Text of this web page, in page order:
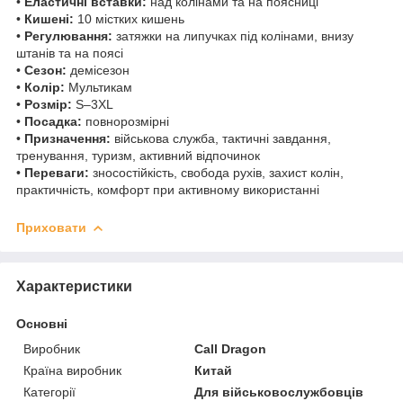
• Кишені: 10 містких кишень
• Регулювання: затяжки на липучках під колінами, внизу
штанів та на поясі
• Сезон: демісезон
• Колір: Мультикам
• Розмір: S–3XL
• Посадка: повнорозмірні
• Призначення: військова служба, тактичні завдання,
тренування, туризм, активний відпочинок
• Переваги: зносостійкість, свобода рухів, захист колін,
практичність, комфорт при активному використанні
Приховати
Характеристики
Основні
Виробник
Call Dragon
Країна виробник
Китай
Категорії
Для військовослужбовців